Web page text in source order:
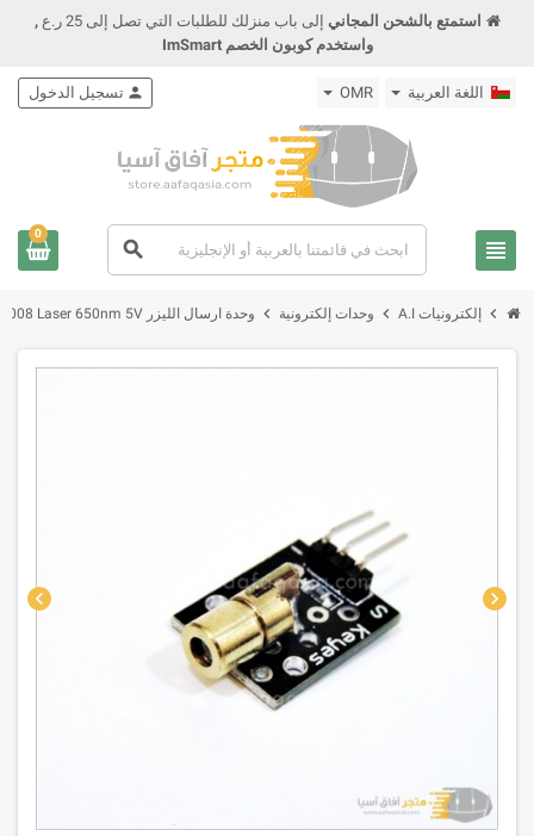
استمتع بالشحن المجاني إلى باب منزلك للطلبات التي تصل إلى 25 ر.ع
,
واستخدم كوبون الخصم ImSmart
اللغة العربية OMR
view_headline
search
person تسجيل الدخول
0
chevron_right إلكترونيات A.I chevron_right وحدات إلكترونية chevron_right وحدة ارسال الليزر KY-008 Laser 650nm 5V
chevron_left chevron_right